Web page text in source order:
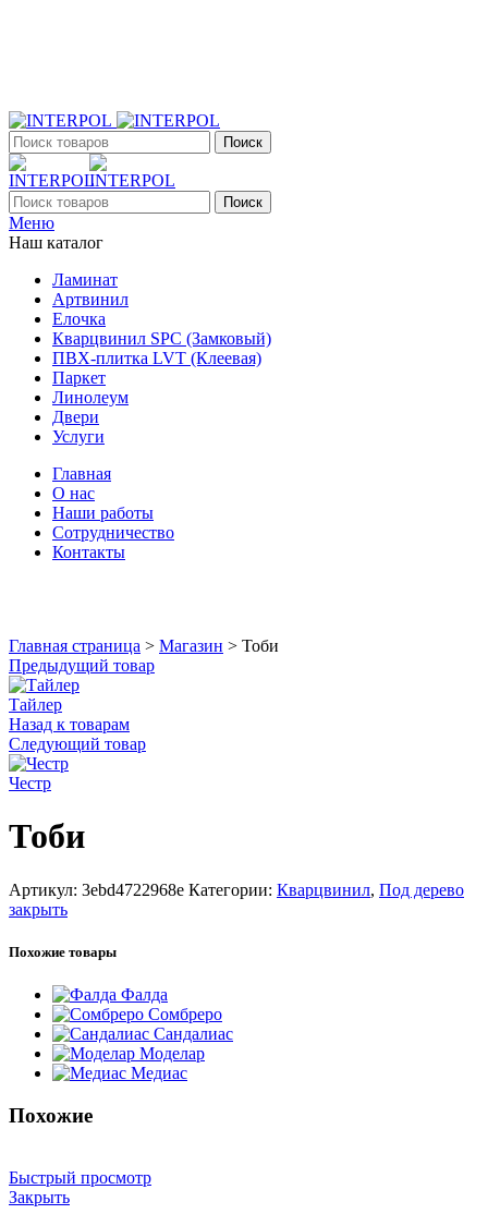
Поиск
Поиск
Меню
Наш каталог
Ламинат
Артвинил
Елочка
Кварцвинил SPC (Замковый)
ПВХ-плитка LVT (Клеевая)
Паркет
Линолеум
Двери
Услуги
Главная
О нас
Наши работы
Сотрудничество
Контакты
Главная страница > Магазин > Тоби
Предыдущий товар
Тайлер
Назад к товарам
Следующий товар
Честр
Тоби
Артикул: 3ebd4722968e Категории: Кварцвинил, Под дерево
закрыть
Похожие товары
Фалда
Сомбреро
Сандалиас
Моделар
Медиас
Похожие
Быстрый просмотр
Закрыть